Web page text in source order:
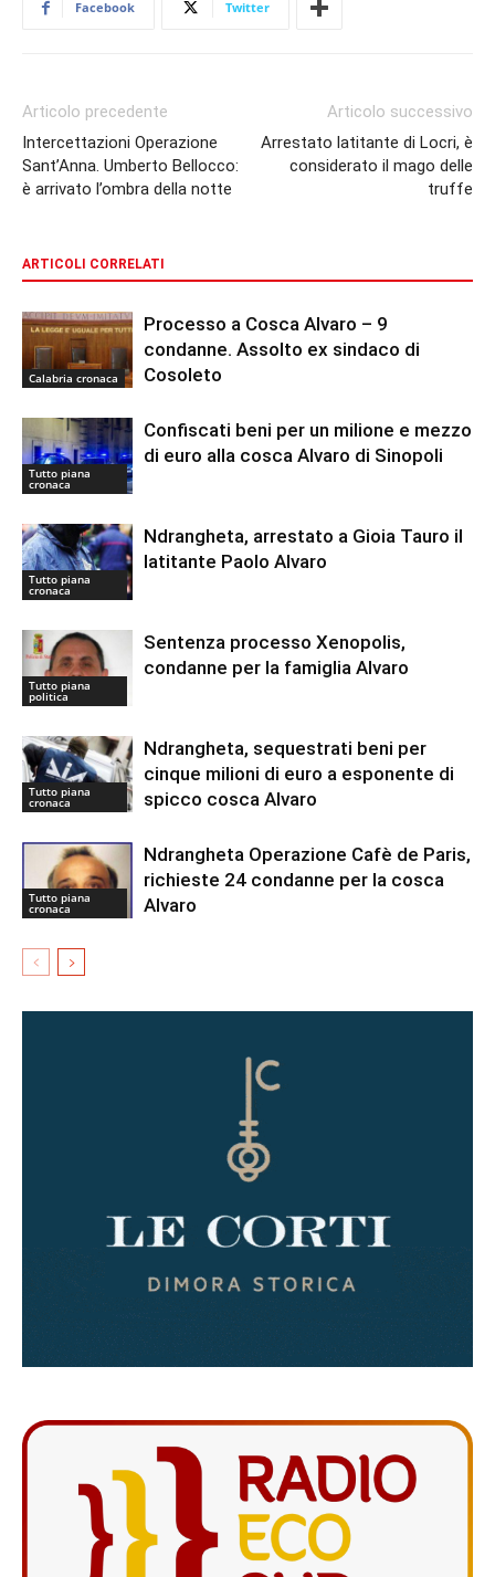
Facebook Twitter
Articolo precedente
Intercettazioni Operazione
Sant’Anna. Umberto Bellocco:
è arrivato l’ombra della notte
Articolo successivo
Arrestato latitante di Locri, è
considerato il mago delle
truffe
ARTICOLI CORRELATI
Calabria cronaca
Processo a Cosca Alvaro – 9
condanne. Assolto ex sindaco di
Cosoleto
Tutto piana
cronaca
Confiscati beni per un milione e mezzo
di euro alla cosca Alvaro di Sinopoli
Tutto piana
cronaca
Ndrangheta, arrestato a Gioia Tauro il
latitante Paolo Alvaro
Tutto piana
politica
Sentenza processo Xenopolis,
condanne per la famiglia Alvaro
Tutto piana
cronaca
Ndrangheta, sequestrati beni per
cinque milioni di euro a esponente di
spicco cosca Alvaro
Tutto piana
cronaca
Ndrangheta Operazione Cafè de Paris,
richieste 24 condanne per la cosca
Alvaro